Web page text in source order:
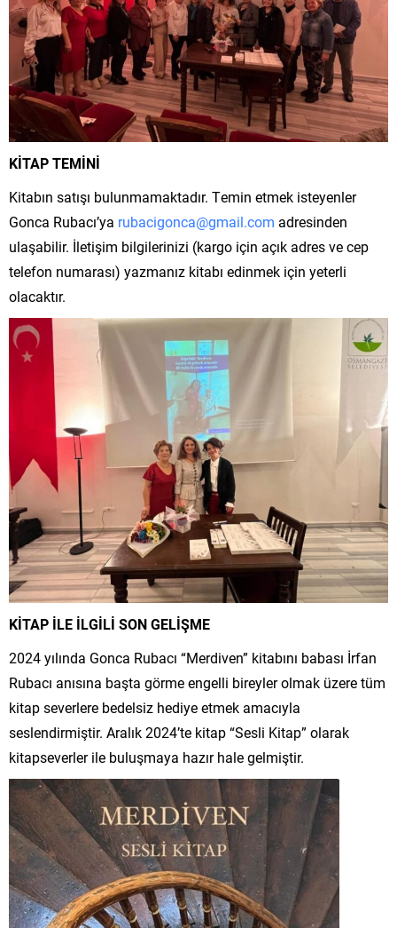
KİTAP TEMİNİ
Kitabın satışı bulunmamaktadır. Temin etmek isteyenler
Gonca Rubacı’ya rubacigonca@gmail.com adresinden
ulaşabilir. İletişim bilgilerinizi (kargo için açık adres ve cep
telefon numarası) yazmanız kitabı edinmek için yeterli
olacaktır.
KİTAP İLE İLGİLİ SON GELİŞME
2024 yılında Gonca Rubacı “Merdiven” kitabını babası İrfan
Rubacı anısına başta görme engelli bireyler olmak üzere tüm
kitap severlere bedelsiz hediye etmek amacıyla
seslendirmiştir. Aralık 2024’te kitap “Sesli Kitap” olarak
kitapseverler ile buluşmaya hazır hale gelmiştir.